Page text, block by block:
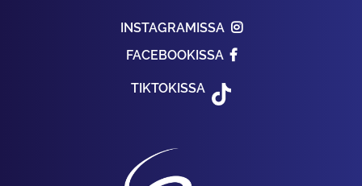
INSTAGRAMISSA
FACEBOOKISSA
TIKTOKISSA